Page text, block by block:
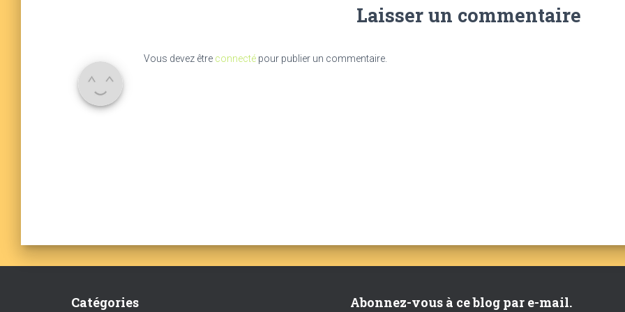
Laisser un commentaire
Vous devez être connecté pour publier un commentaire.
Catégories Abonnez-vous à ce blog par e-mail.